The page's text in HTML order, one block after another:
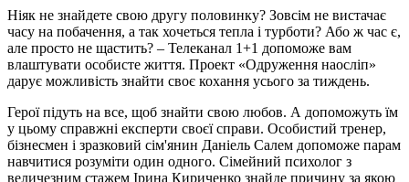
Ніяк не знайдете свою другу половинку? Зовсім не вистачає
часу на побачення, а так хочеться тепла і турботи? Або ж час є,
але просто не щастить? – Телеканал 1+1 допоможе вам
влаштувати особисте життя. Проект «Одруження наосліп»
дарує можливість знайти своє кохання усього за тиждень.
Герої підуть на все, щоб знайти свою любов. А допоможуть їм
у цьому справжні експерти своєї справи. Особистий тренер,
бізнесмен і зразковий сім'янин Даніель Салем допоможе парам
навчитися розуміти один одного. Сімейний психолог з
величезним стажем Ірина Кириченко знайде причину за якою